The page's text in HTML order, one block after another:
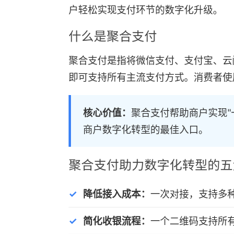
户轻松实现支付环节的数字化升级。
什么是聚合支付
聚合支付是指将微信支付、支付宝、
即可支持所有主流支付方式。消费者
核心价值： 聚合支付帮助商户实现
商户数字化转型的最佳入口。
聚合支付助力数字化转型的
降低接入成本： 一次对接，支持多
简化收银流程： 一个二维码支持所